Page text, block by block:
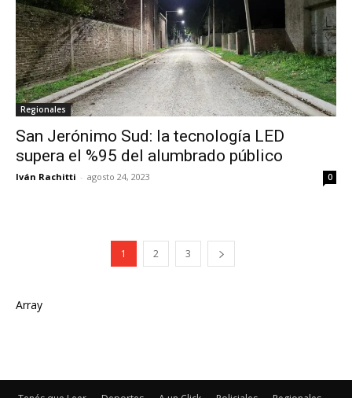
Regionales
San Jerónimo Sud: la tecnología LED
supera el %95 del alumbrado público
Iván Rachitti - agosto 24, 2023 0
1 2 3
Array